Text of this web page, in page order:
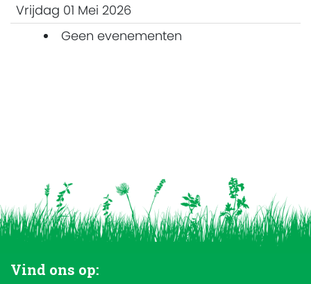
Vrijdag 01 Mei 2026
Geen evenementen
Vind ons op: